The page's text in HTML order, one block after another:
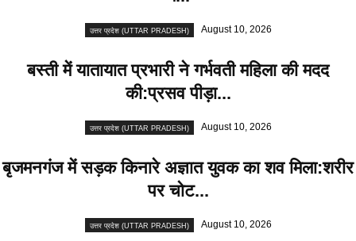
उत्तर प्रदेश (UTTAR PRADESH) August 10, 2026
बस्ती में यातायात प्रभारी ने गर्भवती महिला की मदद
की:प्रसव पीड़ा...
उत्तर प्रदेश (UTTAR PRADESH) August 10, 2026
बृजमनगंज में सड़क किनारे अज्ञात युवक का शव मिला:शरीर
पर चोट...
उत्तर प्रदेश (UTTAR PRADESH) August 10, 2026